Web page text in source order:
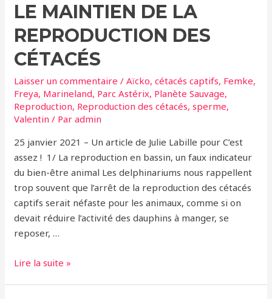
ourse
polaire
tuée
par
un
mâle
lors
d’une
de
reproduction
LE MAINTIEN DE LA
REPRODUCTION DES
CÉTACÉS
Laisser un commentaire /Aïcko,cétacés captifs, Femke,
Freya, Marineland, Parc Astérix, Planète Sauvage,
Reproduction, Reproduction des cétacés,sperme,
Valentin / Paradmin
25 janvier 2021 – Un article de Julie Labille pour C’est
assez ! 1/ La reproduction en bassin, un faux indicateur
du bien-être animal Les delphinariums nous rappellent
trop souvent que l’arrêt de la reproduction des cétacés
captifs serait néfaste pour les animaux, comme si on
devait réduire l’activité des dauphins à manger, se
reposer, …
La
Lire la suite »